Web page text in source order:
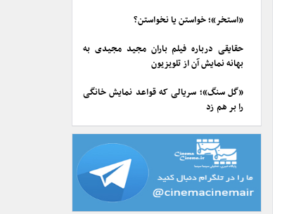
«استخر»؛ خواستن یا نخواستن؟
حقایقی درباره فیلم باران مجید مجیدی به
بهانه نمایش آن از تلویزیون
«گل سنگ»؛ سریالی که قواعد نمایش خانگی
را بر هم زد